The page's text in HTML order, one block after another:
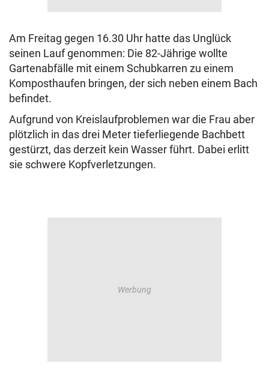
Am Freitag gegen 16.30 Uhr hatte das Unglück
seinen Lauf genommen: Die 82-Jährige wollte
Gartenabfälle mit einem Schubkarren zu einem
Komposthaufen bringen, der sich neben einem Bach
befindet.
Aufgrund von Kreislaufproblemen war die Frau aber
plötzlich in das drei Meter tieferliegende Bachbett
gestürzt, das derzeit kein Wasser führt. Dabei erlitt
sie schwere Kopfverletzungen.